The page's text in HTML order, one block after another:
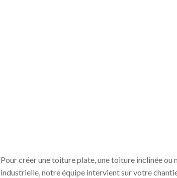
Pour créer une toiture plate, une toiture inclinée ou
industrielle, notre équipe intervient sur votre